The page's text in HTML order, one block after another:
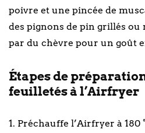
poivre et une pincée de
des pignons de pin grillés ou
par du chèvre pour un goût
Étapes de
feuilletés à l’Airfryer
1. Préchauffe l’Airfryer à 180